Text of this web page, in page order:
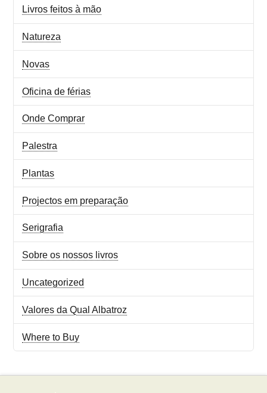
Livros feitos à mão
Natureza
Novas
Oficina de férias
Onde Comprar
Palestra
Plantas
Projectos em preparação
Serigrafia
Sobre os nossos livros
Uncategorized
Valores da Qual Albatroz
Where to Buy